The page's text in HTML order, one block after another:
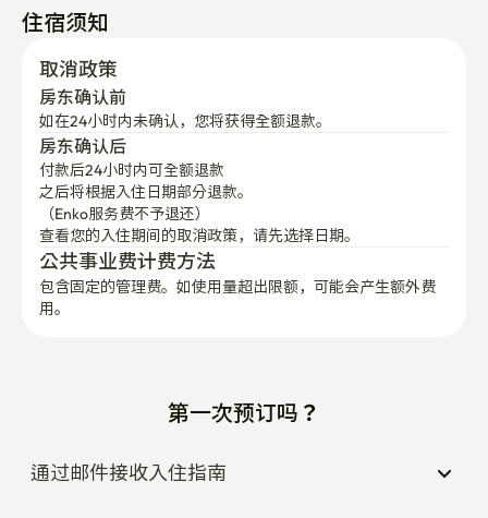
住宿须知
取消政策
房东确认前
如在24小时内未确认，您将获得全额退款。
房东确认后
付款后24小时内可全额退款
之后将根据入住日期部分退款。
（Enko服务费不予退还）
查看您的入住期间的取消政策，请先选择日期。
公共事业费计费方法
包含固定的管理费。如使用量超出限额，可能会产生额外费
用。
第一次预订吗？
通过邮件接收入住指南